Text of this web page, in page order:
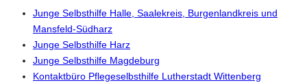
Junge Selbsthilfe Halle, Saalekreis, Burgenlandkreis und
Mansfeld-Südharz
Junge Selbsthilfe Harz
Junge Selbsthilfe Magdeburg
Kontaktbüro Pflegeselbsthilfe Lutherstadt Wittenberg